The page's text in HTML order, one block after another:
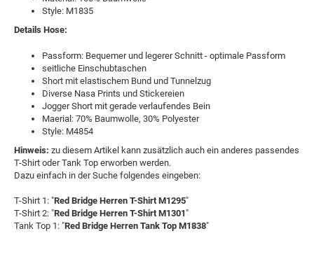
Style: M1835
Details Hose:
Passform: Bequemer und legerer Schnitt - optimale Passform
seitliche Einschubtaschen
Short mit elastischem Bund und Tunnelzug
Diverse Nasa Prints und Stickereien
Jogger Short mit gerade verlaufendes Bein
Maerial: 70% Baumwolle, 30% Polyester
Style: M4854
Hinweis: zu diesem Artikel kann zusätzlich auch ein anderes passendes
T-Shirt oder Tank Top erworben werden.
Dazu einfach in der Suche folgendes eingeben:
T-Shirt 1: "Red Bridge Herren T-Shirt M1295"
T-Shirt 2: "Red Bridge Herren T-Shirt M1301"
Tank Top 1: "Red Bridge Herren Tank Top M1838"